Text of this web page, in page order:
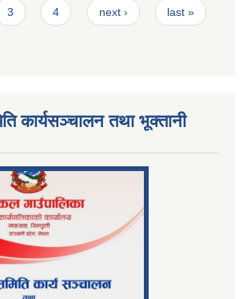
3 4 next › last »
कार्यसञ्चालन तथा भूक्तानी